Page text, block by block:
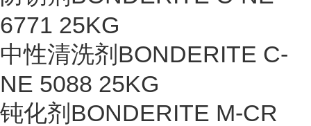
6771 25KG
中性清洗剂BONDERITE C-
NE 5088 25KG
钝化剂BONDERITE M-CR